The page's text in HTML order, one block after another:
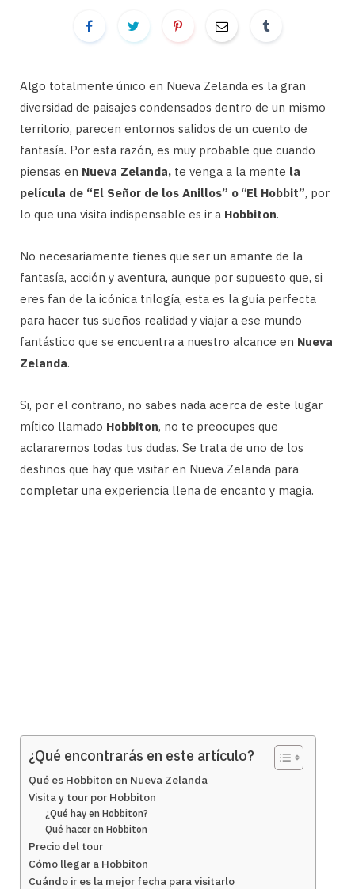
Algo totalmente único en Nueva Zelanda es la gran
diversidad de paisajes condensados ​​dentro de un mismo
territorio, parecen entornos salidos de un cuento de
fantasía. Por esta razón, es muy probable que cuando
piensas en Nueva Zelanda, te venga a la mente la
película de “El Señor de los Anillos” o “El Hobbit”, por
lo que una visita indispensable es ir a Hobbiton.
No necesariamente tienes que ser un amante de la
fantasía, acción y aventura, aunque por supuesto que, si
eres fan de la icónica trilogía, esta es la guía perfecta
para hacer tus sueños realidad y viajar a ese mundo
fantástico que se encuentra a nuestro alcance en Nueva
Zelanda.
Si, por el contrario, no sabes nada acerca de este lugar
mítico llamado Hobbiton, no te preocupes que
aclararemos todas tus dudas. Se trata de uno de los
destinos que hay que visitar en Nueva Zelanda para
completar una experiencia llena de encanto y magia.
¿Qué encontrarás en este artículo?
Qué es Hobbiton en Nueva Zelanda
Visita y tour por Hobbiton
¿Qué hay en Hobbiton?
Qué hacer en Hobbiton
Precio del tour
Cómo llegar a Hobbiton
Cuándo ir es la mejor fecha para visitarlo